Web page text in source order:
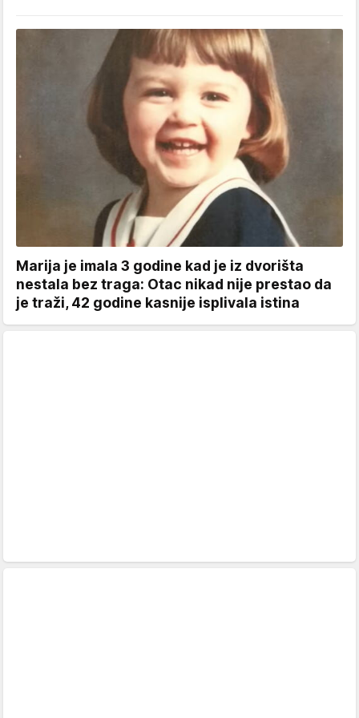
Marija je imala 3 godine kad je iz dvorišta
nestala bez traga: Otac nikad nije prestao da
je traži, 42 godine kasnije isplivala istina